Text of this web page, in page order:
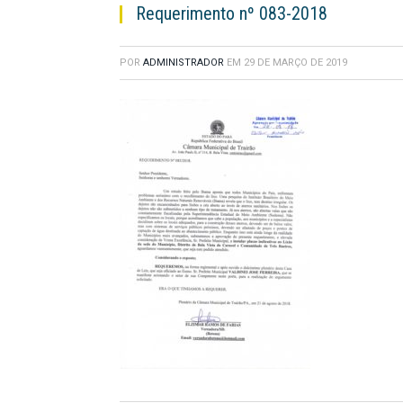
Requerimento nº 083-2018
POR ADMINISTRADOR EM 29 DE MARÇO DE 2019